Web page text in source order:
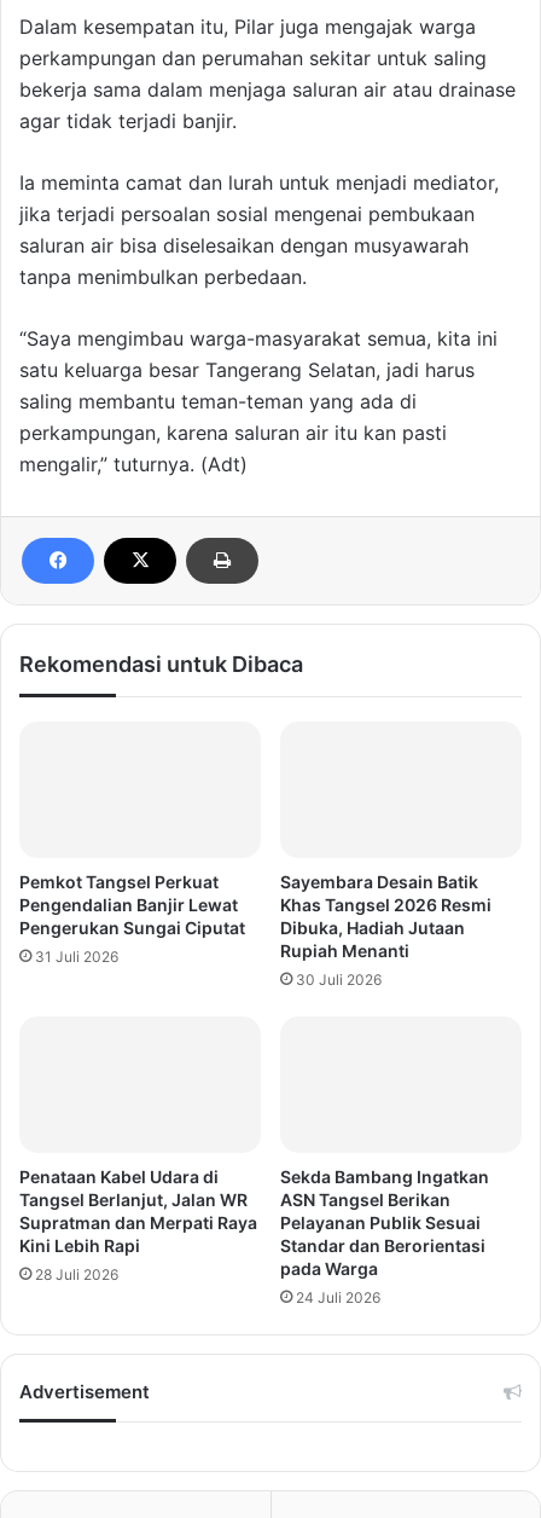
Dalam kesempatan itu, Pilar juga mengajak warga
perkampungan dan perumahan sekitar untuk saling
bekerja sama dalam menjaga saluran air atau drainase
agar tidak terjadi banjir.
Ia meminta camat dan lurah untuk menjadi mediator,
jika terjadi persoalan sosial mengenai pembukaan
saluran air bisa diselesaikan dengan musyawarah
tanpa menimbulkan perbedaan.
“Saya mengimbau warga-masyarakat semua, kita ini
satu keluarga besar Tangerang Selatan, jadi harus
saling membantu teman-teman yang ada di
perkampungan, karena saluran air itu kan pasti
mengalir,” tuturnya. (Adt)
Rekomendasi untuk Dibaca
Pemkot Tangsel Perkuat
Pengendalian Banjir Lewat
Pengerukan Sungai Ciputat
31 Juli 2026
Sayembara Desain Batik
Khas Tangsel 2026 Resmi
Dibuka, Hadiah Jutaan
Rupiah Menanti
30 Juli 2026
Penataan Kabel Udara di
Tangsel Berlanjut, Jalan WR
Supratman dan Merpati Raya
Kini Lebih Rapi
28 Juli 2026
Sekda Bambang Ingatkan
ASN Tangsel Berikan
Pelayanan Publik Sesuai
Standar dan Berorientasi
pada Warga
24 Juli 2026
Advertisement